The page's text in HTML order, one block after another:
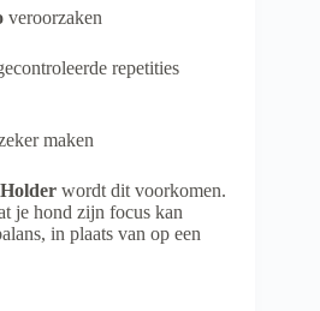
veroorzaken
repetities
maken
wordt dit voorkomen.
je hond zijn focus kan
in plaats van op een